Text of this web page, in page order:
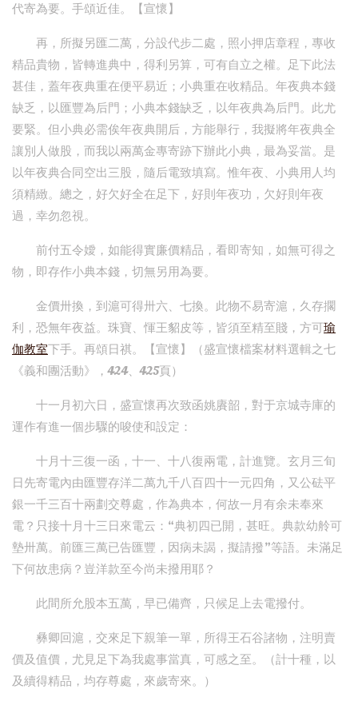
代寄為要。手頌近佳。【宣懷】
再，所擬另匯二萬，分設代步二處，照小押店章程，專收
精品貴物，皆轉進典中，得利另算，可有自立之權。足下此法
甚佳，蓋年夜典重在便平易近；小典重在收精品。年夜典本錢
缺乏，以匯豐為后門；小典本錢缺乏，以年夜典為后門。此尤
要緊。但小典必需俟年夜典開后，方能舉行，我擬將年夜典全
讓別人做股，而我以兩萬金專寄跡下辦此小典，最為妥當。是
以年夜典合同空出三股，隨后電致填寫。惟年夜、小典用人均
須精緻。總之，好欠好全在足下，好則年夜功，欠好則年夜
過，幸勿忽視。
前付五令嬡，如能得實廉價精品，看即寄知，如無可得之
物，即存作小典本錢，切無另用為要。
金價卅換，到滬可得卅六、七換。此物不易寄滬，久存擱
利，恐無年夜益。珠寶、惲王貂皮等，皆須至精至賤，方可瑜
伽教室下手。再頌日祺。【宣懷】（盛宣懷檔案材料選輯之七
《義和團活動》，424、425頁）
十一月初六日，盛宣懷再次致函姚賡韶，對于京城寺庫的
運作有進一個步驟的唆使和設定：
十月十三復一函，十一、十八復兩電，計進覽。玄月三旬
日先寄電內由匯豐存洋二萬九千八百四十一元四角，又公砝平
銀一千三百十兩劃交尊處，作為典本，何故一月有余未奉來
電？只接十月十三日來電云：“典初四已開，甚旺。典款幼舲可
墊卅萬。前匯三萬已告匯豐，因病未謁，擬請撥”等語。未滿足
下何故患病？豈洋款至今尚未撥用耶？
此間所允股本五萬，早已備齊，只候足上去電撥付。
彝卿回滬，交來足下親筆一單，所得王石谷諸物，注明賣
價及值價，尤見足下為我處事當真，可感之至。（計十種，以
及續得精品，均存尊處，來歲寄來。）